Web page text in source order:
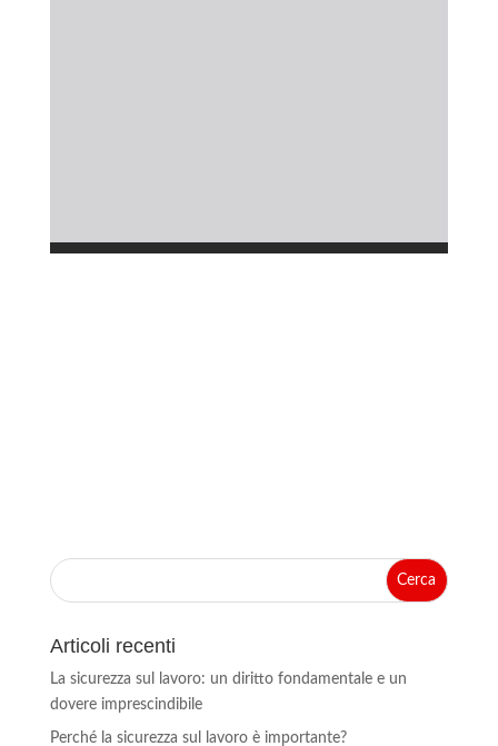
Articoli recenti
La sicurezza sul lavoro: un diritto fondamentale e un
dovere imprescindibile
Perché la sicurezza sul lavoro è importante?